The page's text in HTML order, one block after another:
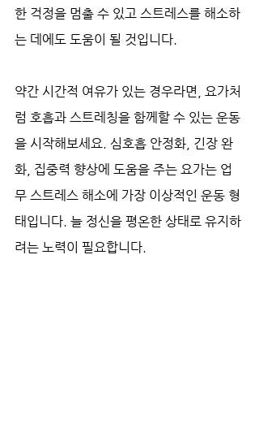
한 걱정을 멈출 수 있고 스트레스를 해소하
는 데에도 도움이 될 것입니다.
약간 시간적 여유가 있는 경우라면, 요가처
럼 호흡과 스트레칭을 함께할 수 있는 운동
을 시작해보세요. 심호흡 안정화, 긴장 완
화, 집중력 향상에 도움을 주는 요가는 업
무 스트레스 해소에 가장 이상적인 운동 형
태입니다. 늘 정신을 평온한 상태로 유지하
려는 노력이 필요합니다.